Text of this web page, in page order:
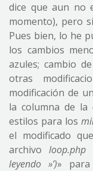
dice que aun no
momento), pero
Pues bien, lo he
los cambios
azules; cambio
otras
modificación de
la columna de la
estilos para los
el modificado
archivo loop.php
leyendo »’)»